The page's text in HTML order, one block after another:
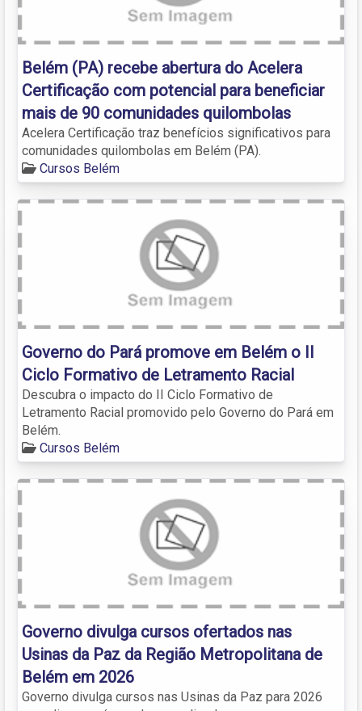
Belém (PA) recebe abertura do Acelera
Certificação com potencial para beneficiar
mais de 90 comunidades quilombolas
Acelera Certificação traz benefícios significativos para
comunidades quilombolas em Belém (PA).
Cursos Belém
Governo do Pará promove em Belém o II
Ciclo Formativo de Letramento Racial
Descubra o impacto do II Ciclo Formativo de
Letramento Racial promovido pelo Governo do Pará em
Belém.
Cursos Belém
Governo divulga cursos ofertados nas
Usinas da Paz da Região Metropolitana de
Belém em 2026
Governo divulga cursos nas Usinas da Paz para 2026